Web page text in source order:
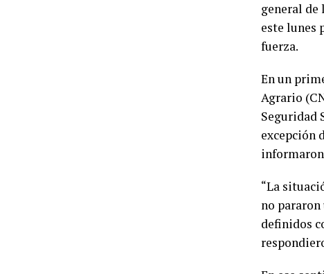
general de
este lunes
fuerza.
En un
Agrario
Seguridad
excepción
“La
no
definidos